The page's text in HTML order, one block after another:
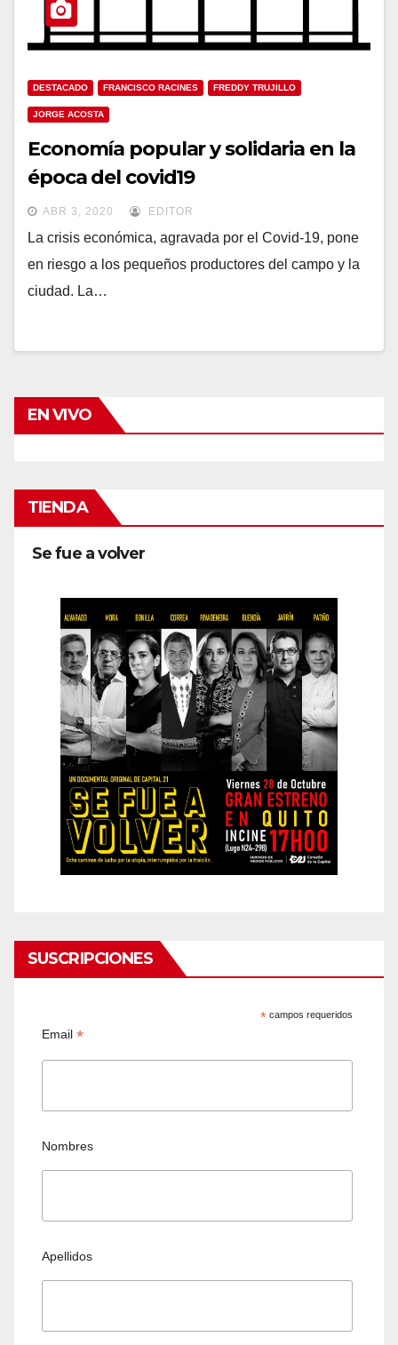
DESTACADO FRANCISCO RACINES FREDDY TRUJILLO
JORGE ACOSTA
Economía popular y solidaria en la
época del covid19
ABR 3, 2020 EDITOR
La crisis económica, agravada por el Covid-19, pone
en riesgo a los pequeños productores del campo y la
ciudad. La…
EN VIVO
TIENDA
Se fue a volver
SUSCRIPCIONES
* campos requeridos
Email*
Nombres
Apellidos